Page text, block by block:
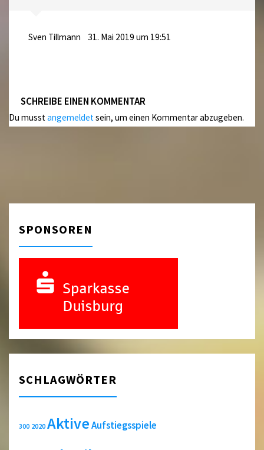
Sven Tillmann 31. Mai 2019 um 19:51
SCHREIBE EINEN KOMMENTAR
Du musstangemeldetsein, um einen Kommentar abzugeben.
SPONSOREN
SCHLAGWÖRTER
300 2020 AktiveAufstiegsspiele